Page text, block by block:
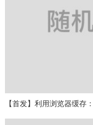
【首发】利用浏览器缓存